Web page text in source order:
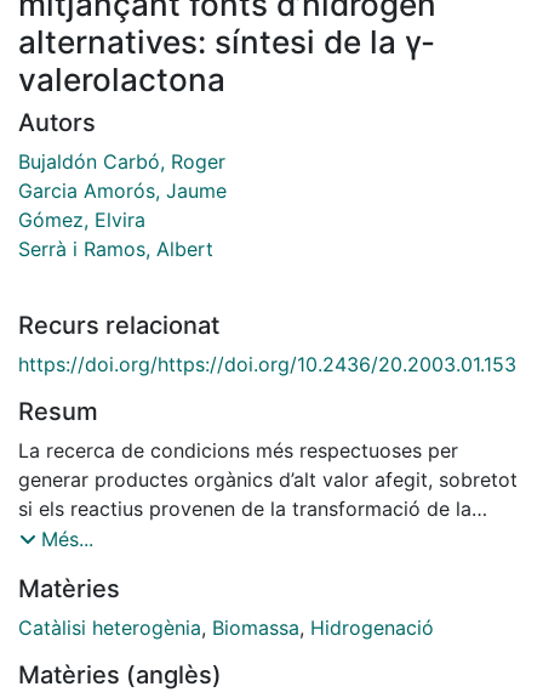
alternatives: síntesi de la γ-
valerolactona
Autors
Bujaldón Carbó, Roger
Garcia Amorós, Jaume
Gómez, Elvira
Serrà i Ramos, Albert
Recurs relacionat
https://doi.org/https://doi.org/10.2436/20.2003.01.153
Resum
La recerca de condicions més respectuoses per
generar productes orgànics d’alt valor afegit, sobretot
si els reactius provenen de la transformació de la
biomassa, és un punt primordial cap a un
s’explora l’obtenció d’un d’aquests derivats, la γ-
valerolactona, mitjançant la hidrogenació in situ de
hidrogenants alternatius a l’hidrogen molecular: l’àcid
Més...
Matèries
Catàlisi heterogènia, Biomassa, Hidrogenació
Matèries (anglès)